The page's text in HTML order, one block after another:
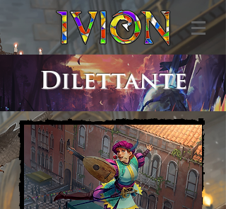
Dilettante